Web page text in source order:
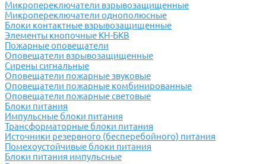
Микропереключатели взрывозащищенные
Микропереключатели однополюсные
Блоки контактные взрывозащищенные
Элементы кнопочные КН-БКВ
Пожарные оповещатели
Оповещатели взрывозащищенные
Сирены сигнальные
Оповещатели пожарные звуковые
Оповещатели пожарные комбинированные
Оповещатели пожарные световые
Блоки питания
Импульсные блоки питания
Трансформаторные блоки питания
Источники резервного (бесперебойного) питания
Помехоустойчивые блоки питания
Блоки питания импульсные